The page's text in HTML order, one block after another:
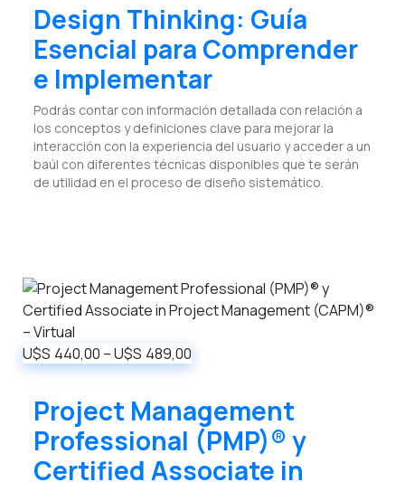
Design Thinking: Guía
Esencial para Comprender
e Implementar
Podrás contar con información detallada con relación a
los conceptos y definiciones clave para mejorar la
interacción con la experiencia del usuario y acceder a un
baúl con diferentes técnicas disponibles que te serán
de utilidad en el proceso de diseño sistemático.
U$S 440,00 –U$S 489,00
Project Management
Professional (PMP)® y
Certified Associate in